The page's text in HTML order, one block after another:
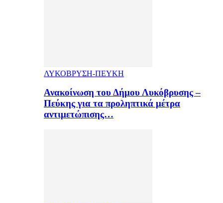
ΛΥΚΟΒΡΥΣΗ-ΠΕΥΚΗ
Ανακοίνωση του Δήμου Λυκόβρυσης –
Πεύκης για τα προληπτικά μέτρα
αντιμετώπισης…